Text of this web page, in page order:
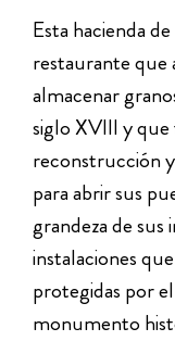
Esta hacienda
restaurante que
almacenar
siglo XVIII y
reconstrucción
para abrir sus
grandeza de
instalaciones
protegidas por
monumento